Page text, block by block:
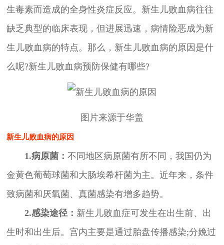
生毒素而造成的全身性炎症反应。新生儿败血病往往
缺乏典型的临床表现，但进展迅速，病情险恶成为新
生儿败血病的特点。那么，新生儿败血病的原因是什
么呢?新生儿败血病预防保健有哪些?
图片来源于华盖
新生儿败血病的原因
1.病原菌： 不同地区病原菌有所不同，我国仍为
金黄色葡萄球菌和大肠埃希杆菌为主。近年来，条件
致病菌和厌氧菌、真菌感染有增多趋势。
2.感染途径： 新生儿败血症可发生在出生前、出
生时和出生后。宫内主要是通过胎盘传播感染;分娩过